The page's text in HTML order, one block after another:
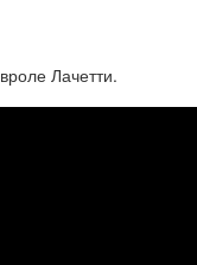
Лачетти.